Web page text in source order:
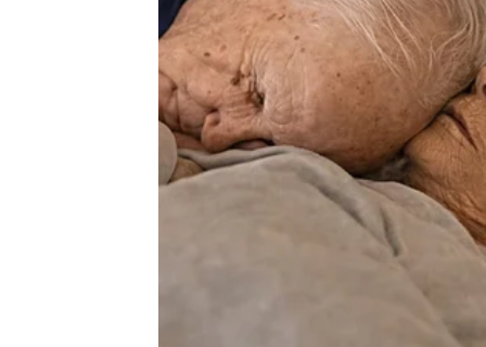
Bikovi konačno ulaze u period mira,
Ljubavni život postaje mnogo ljepši, dok
Život vam sprema nagradu
Pred vama su dani tokom kojih ćete
Zvijezde vam donose neočekivane ljude i